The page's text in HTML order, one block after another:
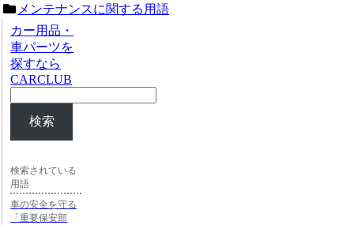
メンテナンスに関する用語
カー用品・
車パーツを
探すなら
CARCLUB
検索
検索されている
用語
車の安全を守る
「重要保安部